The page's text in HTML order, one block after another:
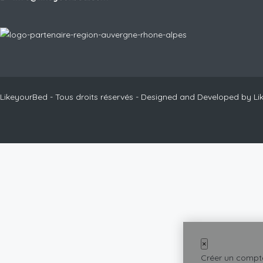
LikeyourBed - Tous droits réservés - Designed and Developed by
×
Créer un